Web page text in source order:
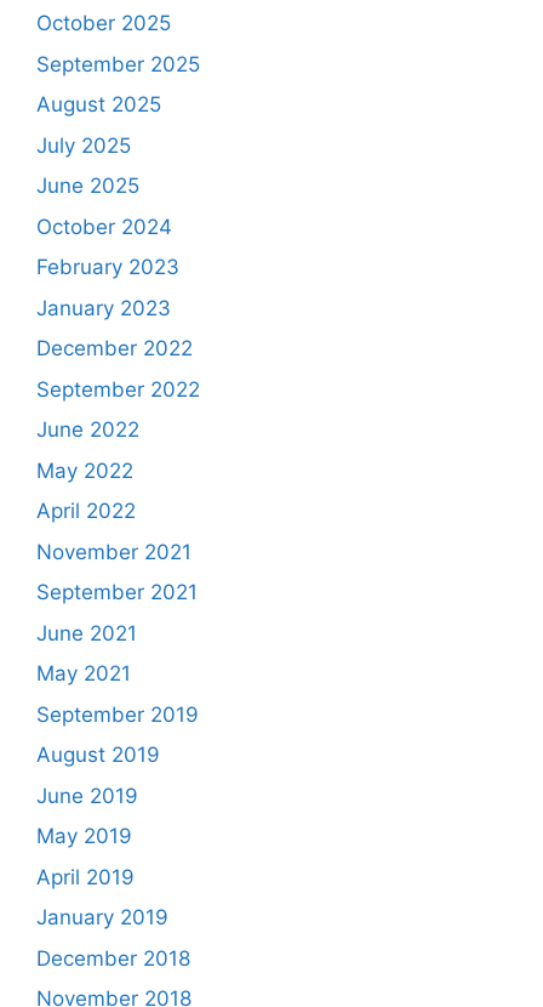
October 2025
September 2025
August 2025
July 2025
June 2025
October 2024
February 2023
January 2023
December 2022
September 2022
June 2022
May 2022
April 2022
November 2021
September 2021
June 2021
May 2021
September 2019
August 2019
June 2019
May 2019
April 2019
January 2019
December 2018
November 2018